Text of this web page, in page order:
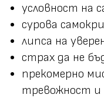
условност на
сурова
липса на
страх да не
прекомерно
тревожност и